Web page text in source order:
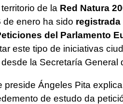
de la Red Natura
de enero ha sido registrada
del Parlamento
este tipo de iniciativas
la Secretaría General
preside Ángeles Pita
de estudo da